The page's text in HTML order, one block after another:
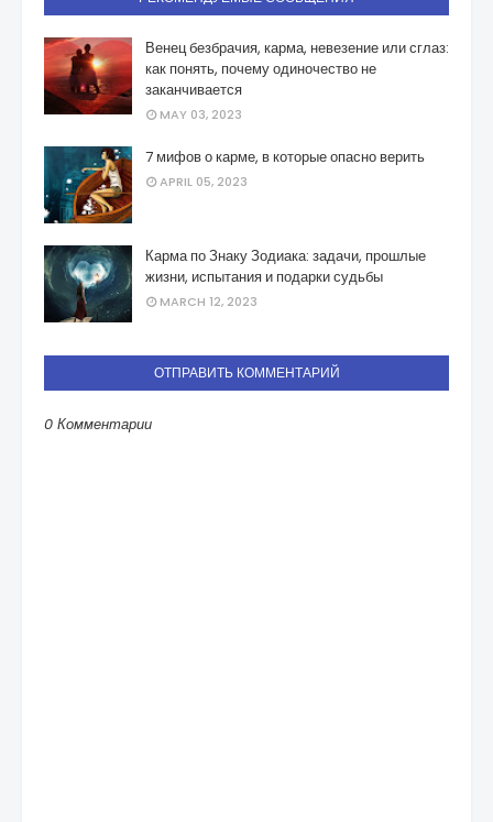
Венец безбрачия, карма, невезение или сглаз:
как понять, почему одиночество не
заканчивается
MAY 03, 2023
7 мифов о карме, в которые опасно верить
APRIL 05, 2023
Карма по Знаку Зодиака: задачи, прошлые
жизни, испытания и подарки судьбы
MARCH 12, 2023
ОТПРАВИТЬ КОММЕНТАРИЙ
0 Комментарии